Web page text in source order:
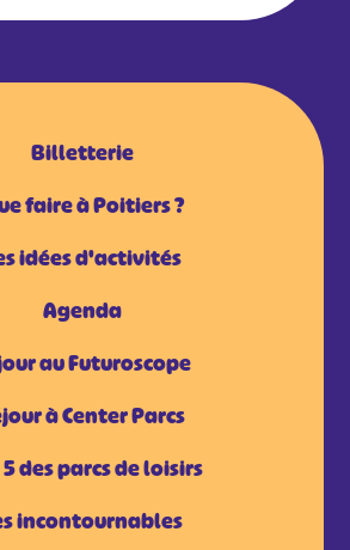
Billetterie
faire à Poitiers ?
idées d'activités
Agenda
au Futuroscope
à Center Parcs
des parcs de loisirs
incontournables